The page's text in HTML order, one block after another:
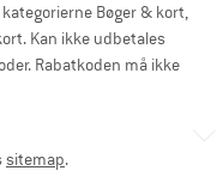
Bøger & kort,
Kan ikke udbetales
Rabatkoden må ikke
sitemap.